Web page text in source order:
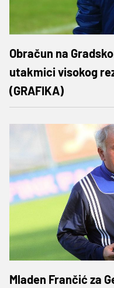
Obračun na
utakmici visokog
(GRAFIKA)
Mladen Frančić za